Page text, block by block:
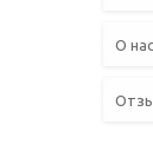
О нас